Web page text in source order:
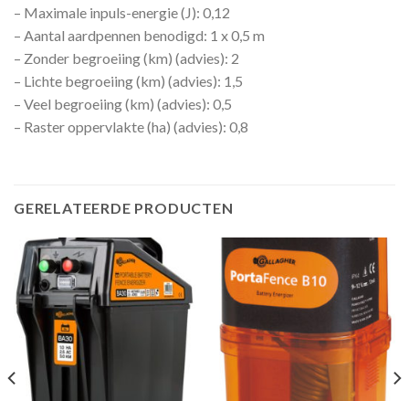
– Maximale inpuls-energie (J): 0,12
– Aantal aardpennen benodigd: 1 x 0,5 m
– Zonder begroeiing (km) (advies): 2
– Lichte begroeiing (km) (advies): 1,5
– Veel begroeiing (km) (advies): 0,5
– Raster oppervlakte (ha) (advies): 0,8
GERELATEERDE PRODUCTEN